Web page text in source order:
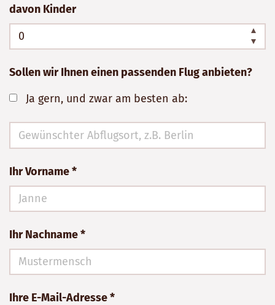
davon Kinder
Sollen wir Ihnen einen passenden Flug anbieten?
Ja gern, und zwar am besten ab:
Ihr Vorname *
Ihr Nachname *
Ihre E-Mail-Adresse *